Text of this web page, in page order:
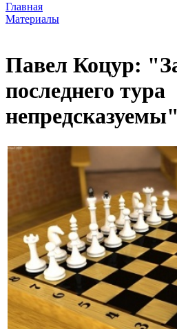
Главная
Материалы
Павел Коцур:
последнего тура
непредсказуемы"